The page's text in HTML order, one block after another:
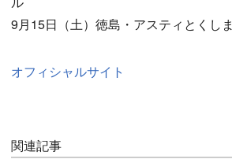
9月15日（土）徳島・アスティとくしま
オフィシャルサイト
関連記事